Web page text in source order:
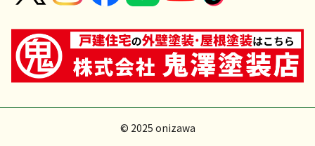
© 2025 onizawa